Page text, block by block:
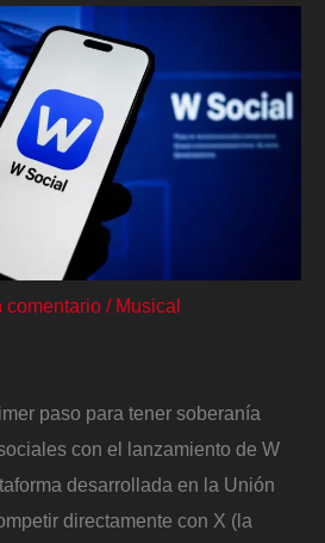
comentario / Musical
paso para tener soberanía
con el lanzamiento de W
desarrollada en la Unión
directamente con X (la